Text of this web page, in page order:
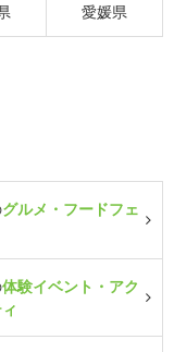
愛媛県
グルメ・フードフェ
体験イベント・アク